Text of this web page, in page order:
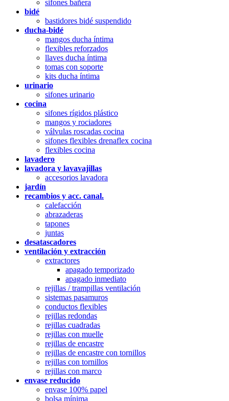
sifones bañera
bidé
bastidores bidé suspendido
ducha-bidé
mangos ducha íntima
flexibles reforzados
llaves ducha íntima
tomas con soporte
kits ducha íntima
urinario
sifones urinario
cocina
sifones rígidos plástico
mangos y rociadores
válvulas roscadas cocina
sifones flexibles drenaflex cocina
flexibles cocina
lavadero
lavadora y lavavajillas
accesorios lavadora
jardín
recambios y acc. canal.
calefacción
abrazaderas
tapones
juntas
desatascadores
ventilación y extracción
extractores
apagado temporizado
apagado inmediato
rejillas / trampillas ventilación
sistemas pasamuros
conductos flexibles
rejillas redondas
rejillas cuadradas
rejillas con muelle
rejillas de encastre
rejillas de encastre con tornillos
rejillas con tornillos
rejillas con marco
envase reducido
envase 100% papel
bolsa mínima